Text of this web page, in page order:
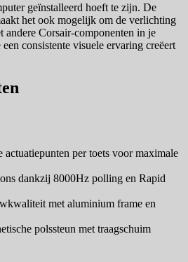
geïnstalleerd hoeft te zijn. De
het ook mogelijk om de verlichting
andere Corsair-componenten in je
consistente visuele ervaring creëert
actuatiepunten per toets voor maximale
dankzij 8000Hz polling en Rapid
met aluminium frame en
polssteun met traagschuim